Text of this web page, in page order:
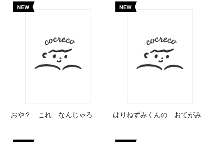
NEW
おや？ これ なんじゃろ
NEW
はりねずみくんの おてがみ